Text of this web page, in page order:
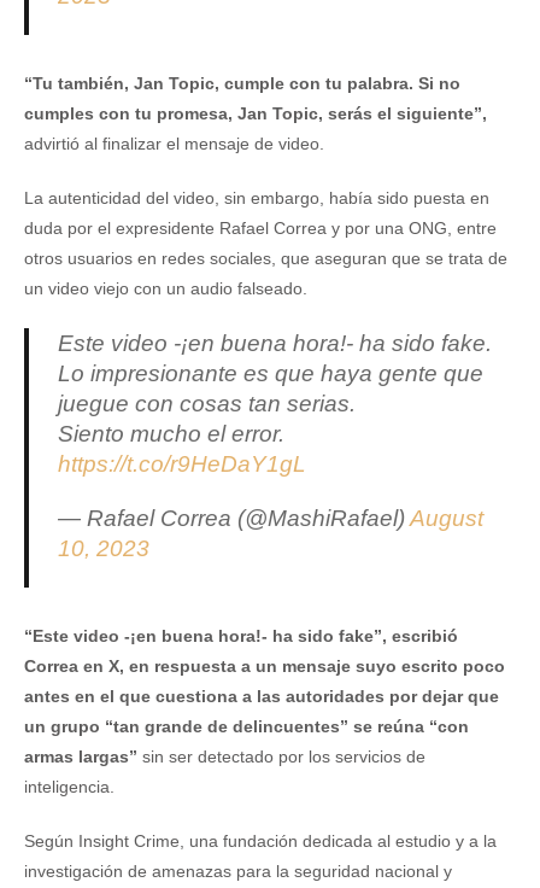
“Tu también, Jan Topic, cumple con tu palabra. Si no
cumples con tu promesa, Jan Topic, serás el siguiente”,
advirtió al finalizar el mensaje de video.
La autenticidad del video, sin embargo, había sido puesta en
duda por el expresidente Rafael Correa y por una ONG, entre
otros usuarios en redes sociales, que aseguran que se trata de
un video viejo con un audio falseado.
Este video -¡en buena hora!- ha sido fake.
Lo impresionante es que haya gente que
juegue con cosas tan serias.
Siento mucho el error.
https://t.co/r9HeDaY1gL
— Rafael Correa (@MashiRafael)August
10, 2023
“Este video -¡en buena hora!- ha sido fake”, escribió
Correa en X, en respuesta a un mensaje suyo escrito poco
antes en el que cuestiona a las autoridades por dejar que
un grupo “tan grande de delincuentes” se reúna “con
armas largas” sin ser detectado por los servicios de
inteligencia.
Según Insight Crime, una fundación dedicada al estudio y a la
investigación de amenazas para la seguridad nacional y